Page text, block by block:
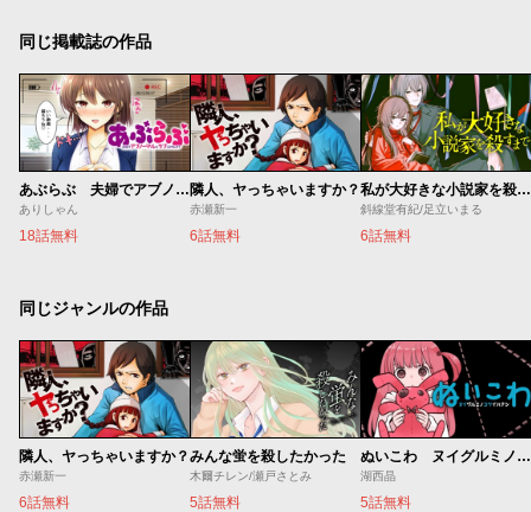
同じ掲載誌の作品
あぶらぶ 夫婦でアブノーマルなラブしませんか？
ありしゃん
18話無料
隣人、ヤっちゃいますか？
赤瀬新一
6話無料
私が大好きな小説家を殺すまで
斜線堂有紀/足立いまる
6話無料
同じジャンルの作品
隣人、ヤっちゃいますか？
赤瀬新一
6話無料
みんな蛍を殺したかった
木爾チレン/瀬戸さとみ
5話無料
ぬいこわ ヌイグルミノコワイハナシ
湖西晶
5話無料